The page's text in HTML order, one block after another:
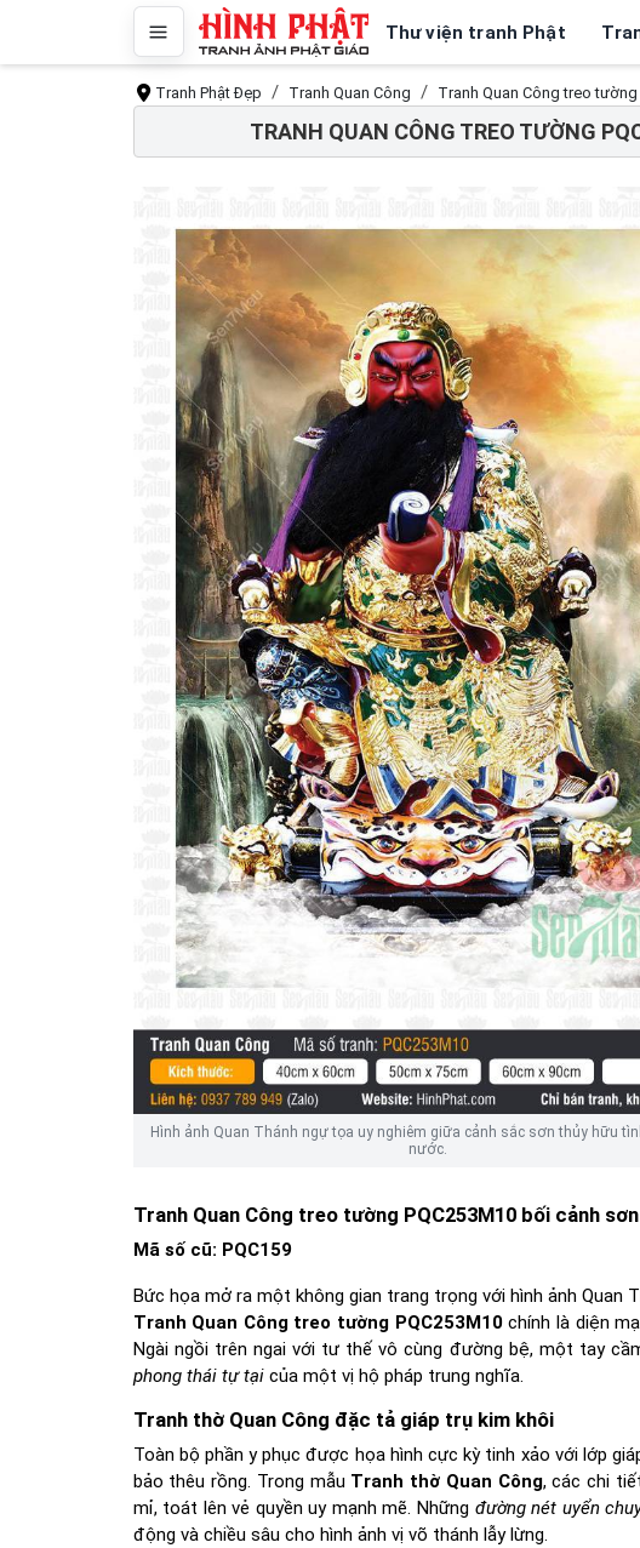
Thư viện tranh Phật
Tranh Phật Đẹp Tranh Quan Công Tranh Quan Công treo
TRANH QUAN CÔNG TREO TƯỜNG
Hình ảnh Quan Thánh ngự tọa uy nghiêm giữa cảnh sắc sơn thủy hữu
nước.
Tranh Quan Công treo tường PQC253M10 bối cảnh
Mã số cũ: PQC159
Bức họa mở ra một không gian trang trọng với hình ảnh
Tranh Quan Công treo tường PQC253M10chính là diện
Ngài ngồi trên ngai với tư thế vô cùng đường bệ, một tay
phong thái tự tạicủa một vị hộ pháp trung nghĩa.
Tranh thờ Quan Công đặc tả giáp trụ kim khôi
Toàn bộ phần y phục được họa hình cực kỳ tinh xảo với lớp
bảo thêu rồng. Trong mẫu Tranh thờ Quan Công, các chi
mỉ, toát lên vẻ quyền uy mạnh mẽ. Những đường nét uyển
động và chiều sâu cho hình ảnh vị võ thánh lẫy lừng.